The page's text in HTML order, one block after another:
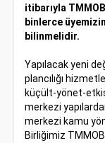
itibarıyla
binlerce
bilinmelidir.
Yapılacak yeni
plancılığı
küçült-yönet-
merkezi
merkezi kamu
Birliğimiz